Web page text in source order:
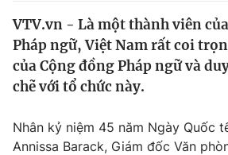
Thế giới
Tin tức
Thế giới đó đây
Câu chuyện quốc tế
Kinh tế
Thị trường
Dữ liệu và đời sống
VTV.vn - Là một thành viên
Pháp ngữ, Việt Nam rất coi
của Cộng đồng Pháp ngữ và
chẽ với tổ chức này.
Nhân kỷ niệm 45 năm Ngày Quốc
Annissa Barack, Giám đốc Văn